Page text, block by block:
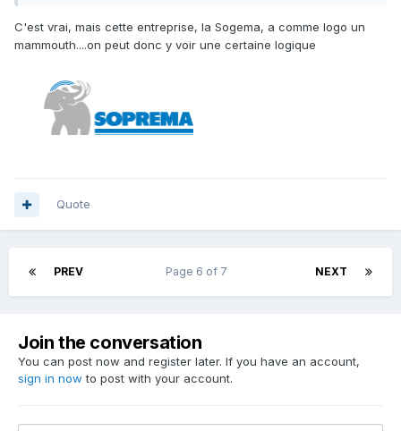
C'est vrai, mais cette entreprise, la Sogema, a comme logo un
mammouth....on peut donc y voir une certaine logique
Quote
PREV NEXT
Page 6 of 7
Join the conversation
You can post now and register later. If you have an account,
sign in now to post with your account.